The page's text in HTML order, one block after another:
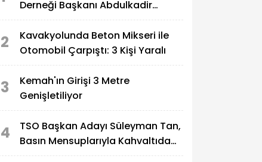
Derneği Başkanı Abdulkadir
2
Kavakyolunda Beton Mikseri ile
Otomobil Çarpıştı: 3 Kişi Yaralı
3
Kemah'ın Girişi 3 Metre
Genişletiliyor
4
TSO Başkan Adayı Süleyman Tan,
Basın Mensuplarıyla Kahvaltıda